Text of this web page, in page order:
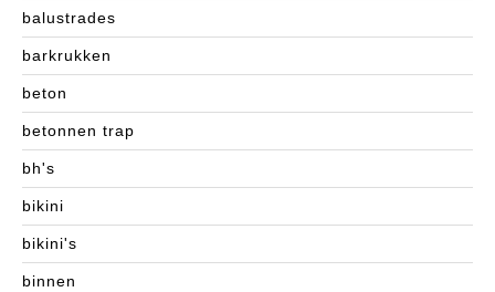
balustrades
barkrukken
beton
betonnen trap
bh's
bikini
bikini's
binnen